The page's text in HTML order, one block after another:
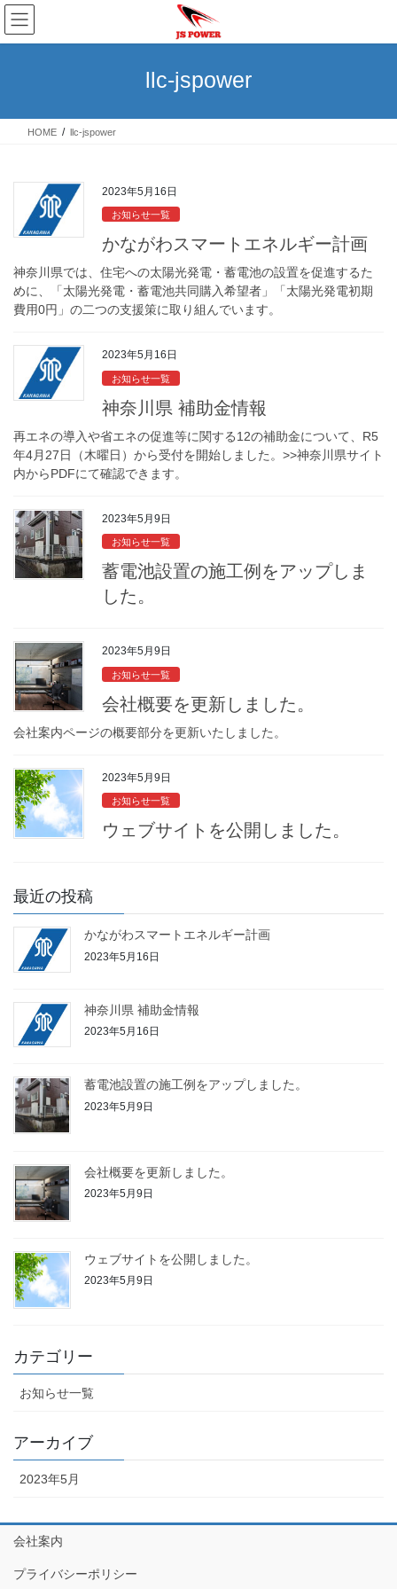
コ
ン
テ
ス
ナ
ビ
ゲ
ン
llc-jspower
HOME llc-jspower
2023年5月16日
お知らせ一覧
かながわスマートエネルギー計画
神奈川県では、住宅への太陽光発電・蓄電池の設置を促進するた
めに、「太陽光発電・蓄電池共同購入希望者」「太陽光発電初期
費用0円」の二つの支援策に取り組んでいます。
2023年5月16日
お知らせ一覧
神奈川県 補助金情報
再エネの導入や省エネの促進等に関する12の補助金について、R5
年4月27日（木曜日）から受付を開始しました。>>神奈川県サイト
内からPDFにて確認できます。
2023年5月9日
お知らせ一覧
蓄電池設置の施工例をアップしま
した。
2023年5月9日
お知らせ一覧
会社概要を更新しました。
会社案内ページの概要部分を更新いたしました。
2023年5月9日
お知らせ一覧
ウェブサイトを公開しました。
最近の投稿
かながわスマートエネルギー計画
2023年5月16日
神奈川県 補助金情報
2023年5月16日
蓄電池設置の施工例をアップしました。
2023年5月9日
会社概要を更新しました。
2023年5月9日
ウェブサイトを公開しました。
2023年5月9日
カテゴリー
お知らせ一覧
アーカイブ
2023年5月
会社案内
プライバシーポリシー